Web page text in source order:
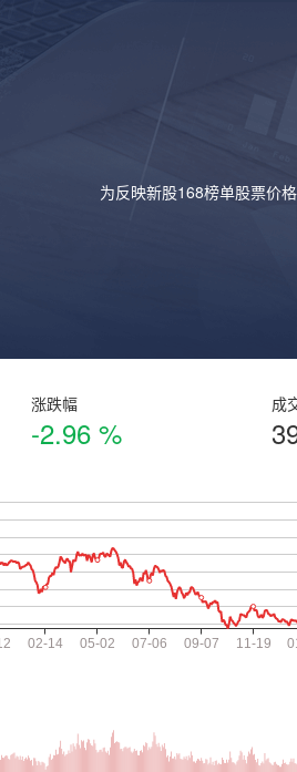
为反映新股168榜单股票价
涨跌幅
-2.96 %
成